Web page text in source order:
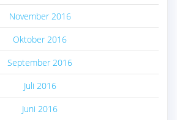
November 2016
Oktober 2016
September 2016
Juli 2016
Juni 2016